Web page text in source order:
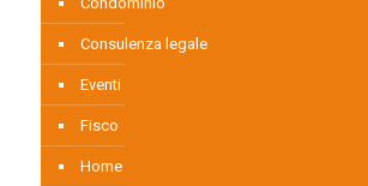
Consulenza legale
Eventi
Fisco
Home